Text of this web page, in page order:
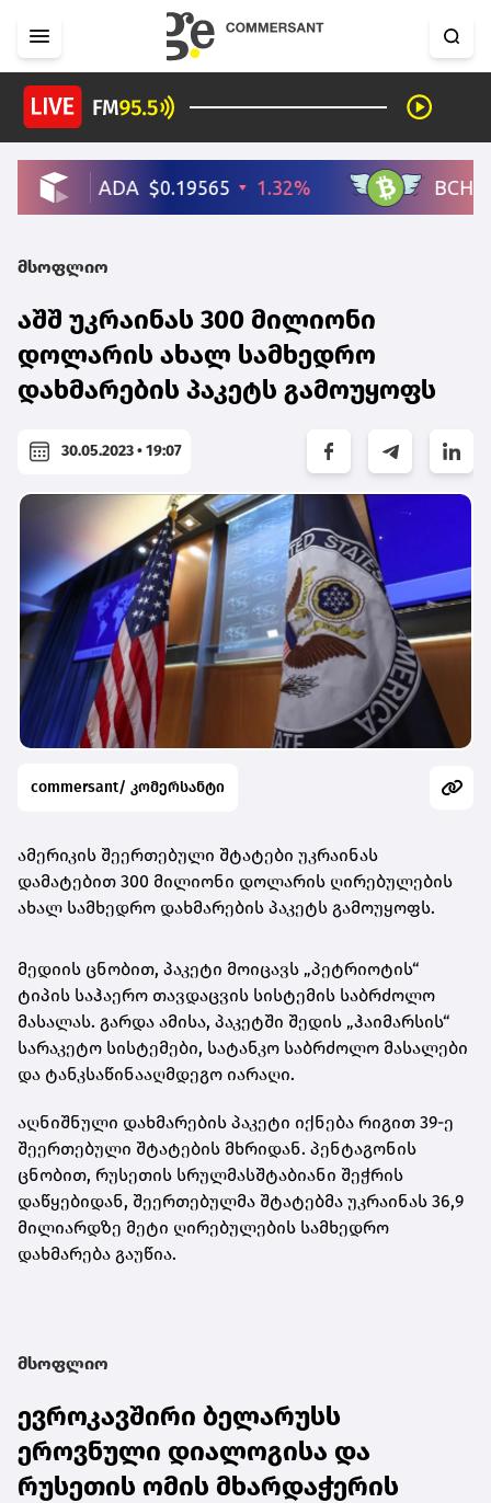
მსოფლიო
აშშ უკრაინას 300 მილიონი
დოლარის ახალ სამხედრო
დახმარების პაკეტს გამოუყოფს
30.05.2023 • 19:07
commersant/ კომერსანტი
ამერიკის შეერთებული შტატები უკრაინას
დამატებით 300 მილიონი დოლარის ღირებულების
ახალ სამხედრო დახმარების პაკეტს გამოუყოფს.
მედიის ცნობით, პაკეტი მოიცავს „პეტრიოტის“
ტიპის საჰაერო თავდაცვის სისტემის საბრძოლო
მასალას. გარდა ამისა, პაკეტში შედის „ჰაიმარსის“
სარაკეტო სისტემები, სატანკო საბრძოლო მასალები
და ტანკსაწინააღმდეგო იარაღი.
აღნიშნული დახმარების პაკეტი იქნება რიგით 39-ე
შეერთებული შტატების მხრიდან. პენტაგონის
ცნობით, რუსეთის სრულმასშტაბიანი შეჭრის
დაწყებიდან, შეერთებულმა შტატებმა უკრაინას 36,9
მილიარდზე მეტი ღირებულების სამხედრო
დახმარება გაუწია.
მსოფლიო
ევროკავშირი ბელარუსს
ეროვნული დიალოგისა და
რუსეთის ომის მხარდაჭერის